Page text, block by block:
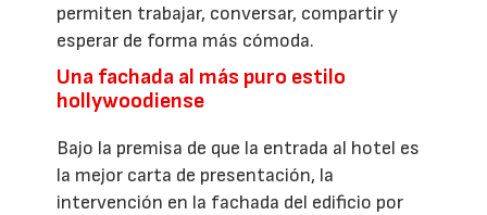
permiten trabajar, conversar, compartir y
esperar de forma más cómoda.
Una fachada al más puro estilo
hollywoodiense
Bajo la premisa de que la entrada al hotel es
la mejor carta de presentación, la
intervención en la fachada del edificio por